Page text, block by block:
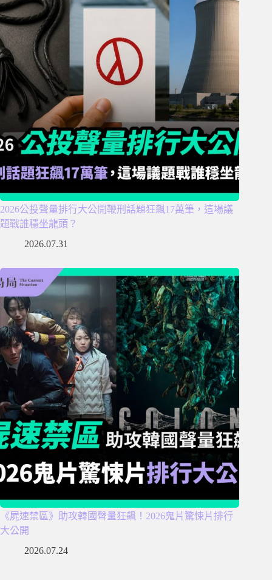
2026公投聲量排行大公開鞭刑話題狂飆17萬筆，這場議
題戰誰穩坐龍頭？
2026.07.31
《屍速禁區》助攻韓國聲量狂飆！2026鬼片驚悚片排行
大公開
2026.07.24